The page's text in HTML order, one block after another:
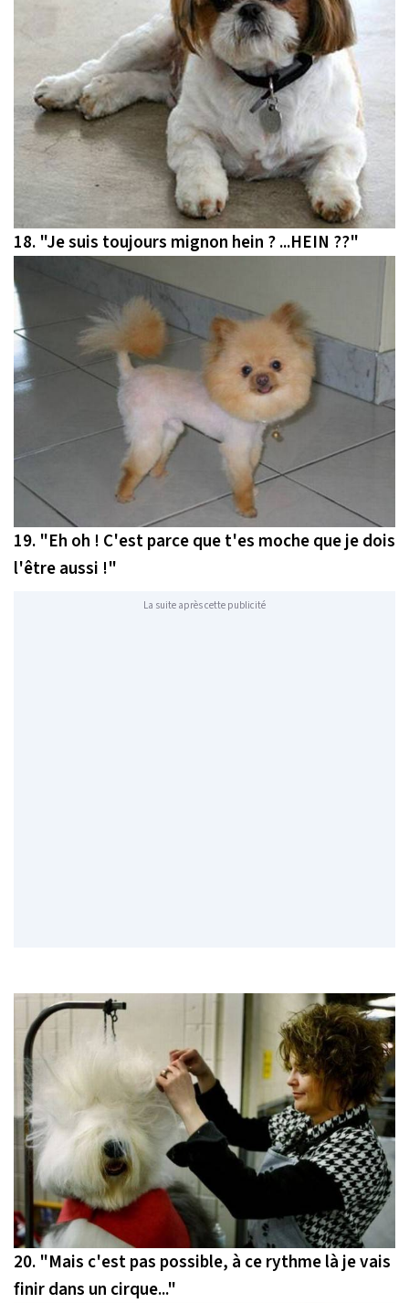
18. "Je suis toujours mignon hein ? ...HEIN ??"
19. "Eh oh ! C'est parce que t'es moche que je dois
l'être aussi !"
La suite après cette publicité
20. "Mais c'est pas possible, à ce rythme là je vais
finir dans un cirque..."